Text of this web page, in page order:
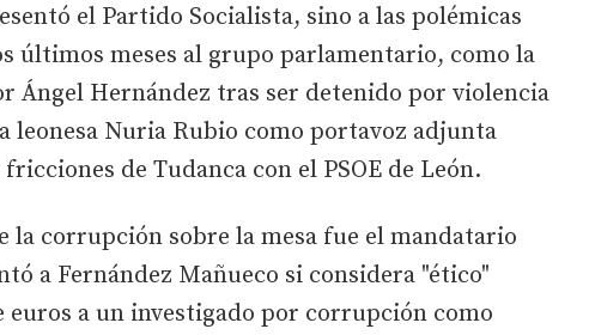
el Partido Socialista, sino a las polémicas
últimos meses al grupo parlamentario, como la
Ángel Hernández tras ser detenido por violencia
leonesa Nuria Rubio como portavoz adjunta
de Tudanca con el PSOE de León.
la corrupción sobre la mesa fue el mandatario
a Fernández Mañueco si considera "ético"
euros a un investigado por corrupción como